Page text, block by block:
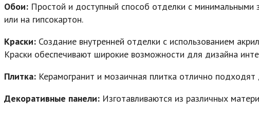
Обои: Простой и доступный способ отделки с минимальными
или на гипсокартон.
Краски: Создание внутренней отделки с использованием
Краски обеспечивают широкие возможности для дизайна
Плитка: Керамогранит и мозаичная плитка отлично
Декоративные панели: Изготавливаются из различных